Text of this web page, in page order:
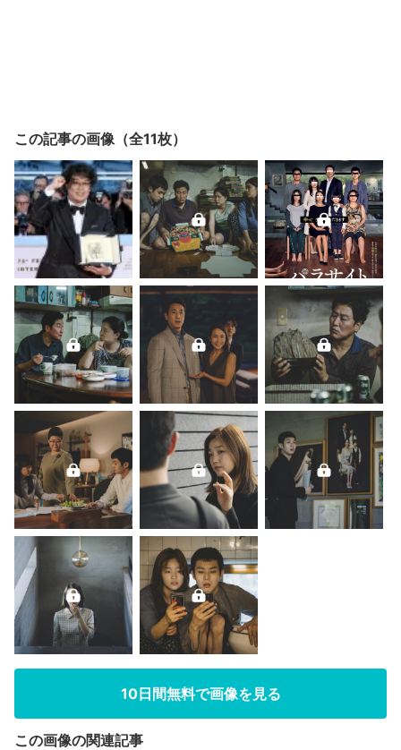
この記事の画像（全11枚）
10日間無料で画像を見る
この画像の関連記事